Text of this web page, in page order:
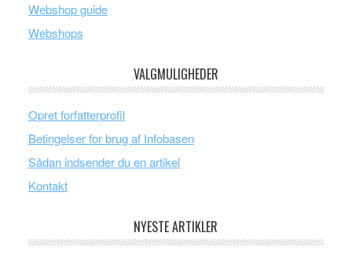
Webshop guide
Webshops
VALGMULIGHEDER
Opret forfatterprofil
Betingelser for brug af Infobasen
Sådan indsender du en artikel
Kontakt
NYESTE ARTIKLER